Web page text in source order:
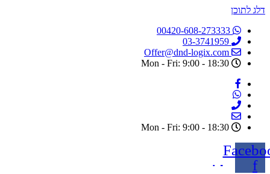
דלג לתוכן
00420-608-273333
03-3741959
Offer@dnd-logix.com
Mon - Fri: 9:00 - 18:30
Mon - Fri: 9:00 - 18:30
f